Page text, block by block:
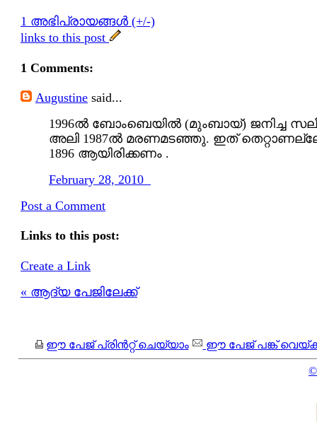
1 അഭിപ്രായങ്ങള്‍ (+/-)
links to this post
1 Comments:
Augustine said...
1996ല്‍ ബോംബെയില്‍ (മുംബായ്) ജനിച്ച
അലി 1987ല്‍ മരണമടഞ്ഞു. ഇത്
1896 ആയിരിക്കണം .
February 28, 2010
Post a Comment
Links to this post:
Create a Link
« ആദ്യ പേജിലേക്ക്
ഈ പേജ് പ്രിന്‍റ്റ് ചെയ്യാം ഈ പേജ് പങ്ക്